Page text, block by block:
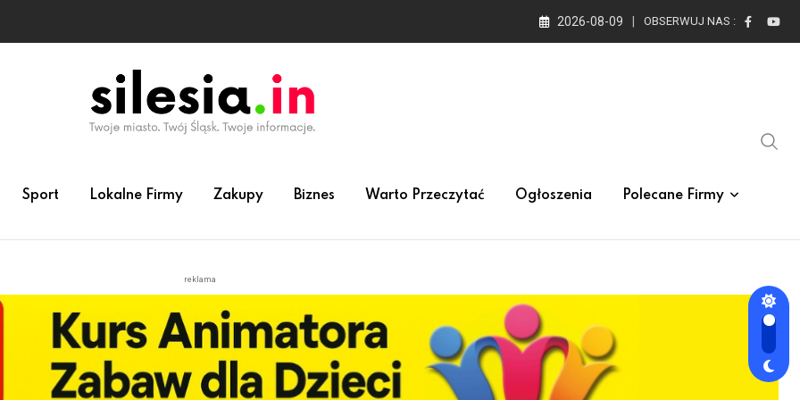
2026-08-09 OBSERWUJ NAS :
Sport Lokalne Firmy Zakupy Biznes Warto Przeczytać Ogłoszenia Polecane Firmy
reklama